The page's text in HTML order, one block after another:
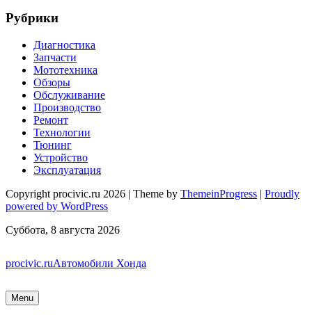
Рубрики
Диагностика
Запчасти
Мототехника
Обзоры
Обслуживание
Производство
Ремонт
Технологии
Тюнинг
Устройство
Эксплуатация
Copyright procivic.ru 2026 | Theme by ThemeinProgress | Proudly
powered by WordPress
Суббота, 8 августа 2026
procivic.ruАвтомобили Хонда
Menu